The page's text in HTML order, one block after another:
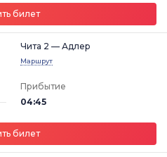
билет
Чита 2 — Адлер
Маршрут
Прибытие
04:45
билет